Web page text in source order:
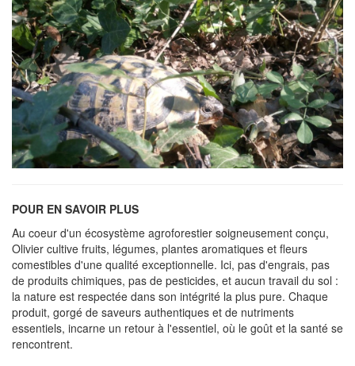
POUR EN SAVOIR PLUS
Au coeur d'un écosystème agroforestier soigneusement conçu,
Olivier cultive fruits, légumes, plantes aromatiques et fleurs
comestibles d'une qualité exceptionnelle. Ici, pas d'engrais, pas
de produits chimiques, pas de pesticides, et aucun travail du sol :
la nature est respectée dans son intégrité la plus pure. Chaque
produit, gorgé de saveurs authentiques et de nutriments
essentiels, incarne un retour à l'essentiel, où le goût et la santé se
rencontrent.